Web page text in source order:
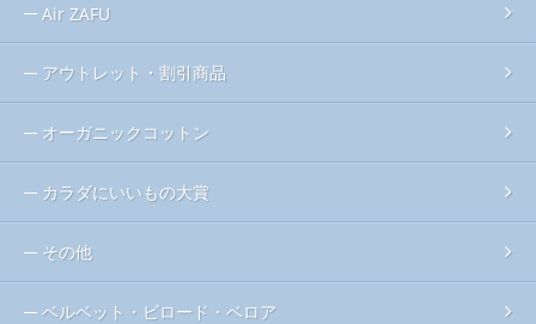
Air ZAFU
アウトレット・割引商品
オーガニックコットン
カラダにいいもの大賞
その他
ベルベット・ビロード・ベロア